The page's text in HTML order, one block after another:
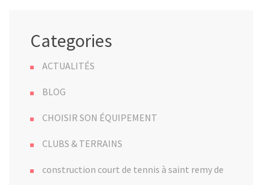
Categories
ACTUALITÉS
BLOG
CHOISIR SON ÉQUIPEMENT
CLUBS & TERRAINS
construction court de tennis à saint remy de